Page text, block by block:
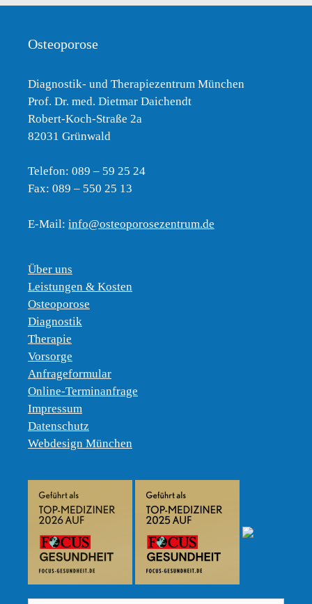
Osteoporose
Diagnostik- und Therapiezentrum München
Prof. Dr. med. Dietmar Daichendt
Robert-Koch-Straße 2a
82031 Grünwald
Telefon: 089 – 59 25 24
Fax: 089 – 550 25 13
E-Mail: info@osteoporosezentrum.de
Über uns
Leistungen & Kosten
Osteoporose
Diagnostik
Therapie
Vorsorge
Anfrageformular
Online-Terminanfrage
Impressum
Datenschutz
Webdesign München